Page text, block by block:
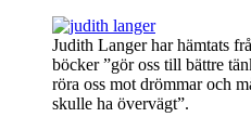
Judith Langer har hämtats
böcker ”gör oss till bättre
röra oss mot drömmar och
skulle ha övervägt”.